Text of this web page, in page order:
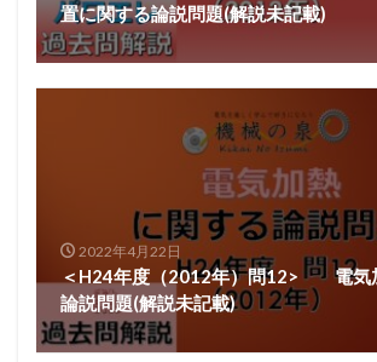
置に関する論説問題(解説未記載)
2022年4月22日
＜H24年度（2012年）問12> 電気
論説問題(解説未記載)